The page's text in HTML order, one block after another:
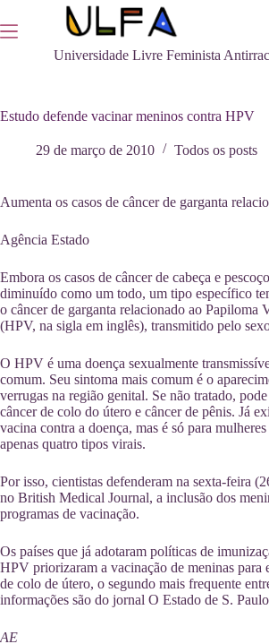
para
o
Universidade Livre Feminista
Estudo defende vacinar meninos contra HPV
29 de março de 2010 Todos os posts
Aumenta os casos de câncer de garganta
Agência Estado
Embora os casos de câncer de cabeça e
diminuído como um todo, um tipo específico
o câncer de garganta relacionado ao Papiloma
(HPV, na sigla em inglês), transmitido pelo
O HPV é uma doença sexualmente
comum. Seu sintoma mais comum é o
verrugas na região genital. Se não tratado,
câncer de colo do útero e câncer de pênis. Já
vacina contra a doença, mas é só para
apenas quatro tipos virais.
Por isso, cientistas defenderam na sexta-feira
no British Medical Journal, a inclusão dos
programas de vacinação.
Os países que já adotaram políticas de
HPV priorizaram a vacinação de meninas para
de colo de útero, o segundo mais frequente
informações são do jornal O Estado de S.
AE